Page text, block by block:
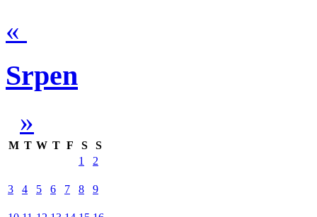
«
Srpen
»
M T W T F S
S
1
2
3 4 5 6 7 8 9